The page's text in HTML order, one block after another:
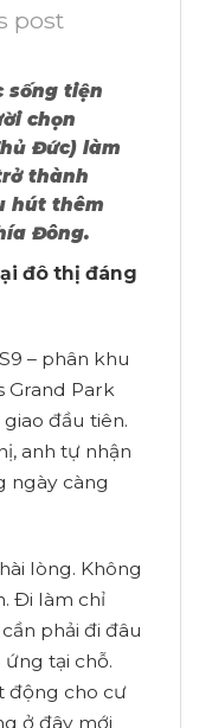
post
sống tiện
chọn
Đức) làm
thành
hút thêm
Đông.
ại đô thị đáng
– phân khu
Grand Park
đầu tiên.
anh tự nhận
ngày càng
lòng. Không
Đi làm chỉ
phải đi đâu
tại chỗ.
động cho cư
ở đây mới